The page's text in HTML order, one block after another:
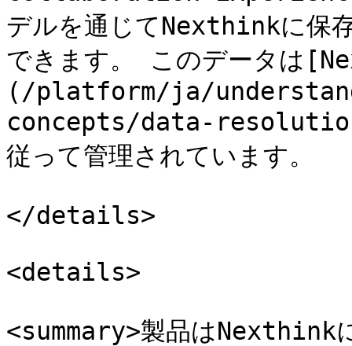
デルを通じてNexthinkに保
できます。 このデータは
(/platform/ja/
concepts/data-
従って管理されています。
</details>
<details>
<summary>製品はNexthink